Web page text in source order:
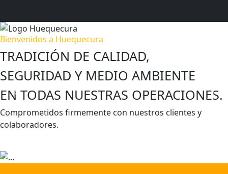
Bienvenidos a Huequecura
TRADICIÓN DE CALIDAD,
SEGURIDAD Y MEDIO AMBIENTE
EN TODAS NUESTRAS OPERACIONES.
Comprometidos firmemente con nuestros clientes y
colaboradores.
Previous Next